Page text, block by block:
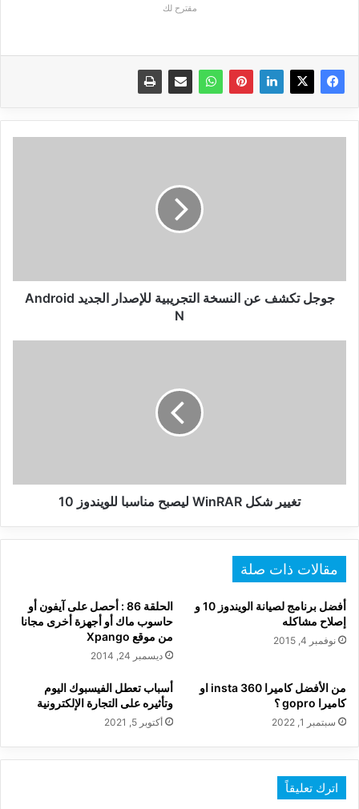
مقترح لك
N
جوجل تكشف عن النسخة التجريبية للإصدار الجديد Android
N
تغيير شكل WinRAR ليصبح مناسبا للويندوز 10
مقالات ذات صلة
أفضل برنامج لصيانة الويندوز 10 و
إصلاح مشاكله
نوفمبر 4, 2015
الحلقة 86 : أحصل على آيفون أو
حاسوب ماك أو أجهزة أخرى مجانا
من موقع Xpango
ديسمبر 24, 2014
من الأفضل كاميرا insta 360 او
كاميرا gopro ؟
سبتمبر 1, 2022
أسباب تعطل الفيسبوك اليوم
وتأثيره على التجارة الإلكترونية
أكتوبر 5, 2021
اترك تعليقاً